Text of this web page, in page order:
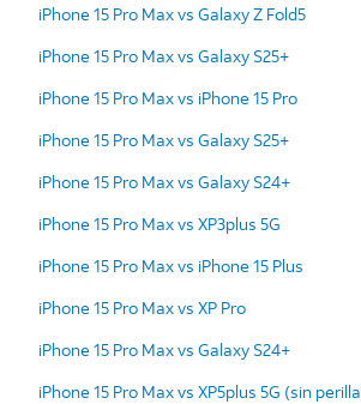
iPhone 15 Pro Max vs Galaxy Z Fold5
iPhone 15 Pro Max vs Galaxy S25+
iPhone 15 Pro Max vs iPhone 15 Pro
iPhone 15 Pro Max vs Galaxy S25+
iPhone 15 Pro Max vs Galaxy S24+
iPhone 15 Pro Max vs XP3plus 5G
iPhone 15 Pro Max vs iPhone 15 Plus
iPhone 15 Pro Max vs XP Pro
iPhone 15 Pro Max vs Galaxy S24+
iPhone 15 Pro Max vs XP5plus 5G (sin